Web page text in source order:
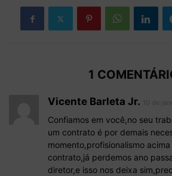
1
Vicente Barleta Jr.
Confiamos em você,no seu
um contrato é por demais
momento,profisionalismo
contrato,já perdemos ano
diretor,e isso nos deixa